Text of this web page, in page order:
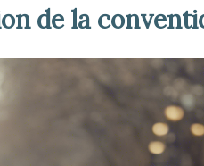
de la